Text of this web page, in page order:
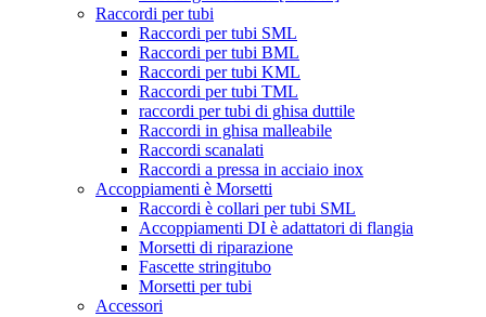
Raccordi per tubi
Raccordi per tubi SML
Raccordi per tubi BML
Raccordi per tubi KML
Raccordi per tubi TML
raccordi per tubi di ghisa duttile
Raccordi in ghisa malleabile
Raccordi scanalati
Raccordi a pressa in acciaio inox
Accoppiamenti è Morsetti
Raccordi è collari per tubi SML
Accoppiamenti DI è adattatori di flangia
Morsetti di riparazione
Fascette stringitubo
Morsetti per tubi
Accessori